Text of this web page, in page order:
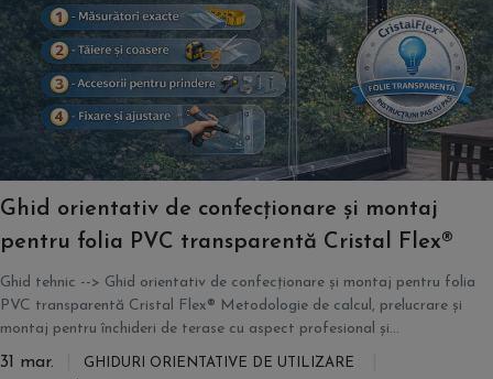
Ghid orientativ de confecționare și montaj
pentru folia PVC transparentă Cristal Flex®
Ghid tehnic --> Ghid orientativ de confecționare și montaj pentru folia
PVC transparentă Cristal Flex® Metodologie de calcul, prelucrare și
montaj pentru închideri de terase cu aspect profesional și...
31 mar. GHIDURI ORIENTATIVE DE UTILIZARE